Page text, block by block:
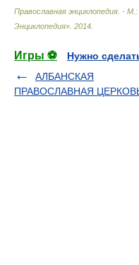
Православная энциклопедия. -
Энциклопедия» 2014
Игры ⚽
Нужно
АЛБАНСКАЯ
ПРАВОСЛАВНАЯ